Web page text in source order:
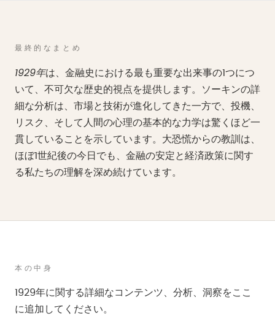
最終的なまとめ
1929年は、金融史における最も重要な出来事の1つにつ
いて、不可欠な歴史的視点を提供します。ソーキンの詳
細な分析は、市場と技術が進化してきた一方で、投機、
リスク、そして人間の心理の基本的な力学は驚くほど一
貫していることを示しています。大恐慌からの教訓は、
ほぼ1世紀後の今日でも、金融の安定と経済政策に関す
る私たちの理解を深め続けています。
本の中身
1929年に関する詳細なコンテンツ、分析、洞察をここ
に追加してください。